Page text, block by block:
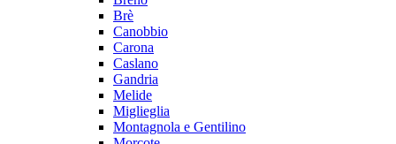
Brè
Canobbio
Carona
Caslano
Gandria
Melide
Miglieglia
Montagnola e Gentilino